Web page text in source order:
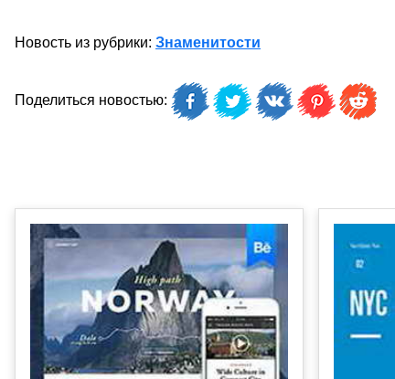
Новость из рубрики: Знаменитости
Поделиться новостью: